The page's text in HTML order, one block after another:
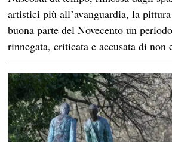
artistici più all’avanguardia, la
buona parte del Novecento un
rinnegata, criticata e accusata di non